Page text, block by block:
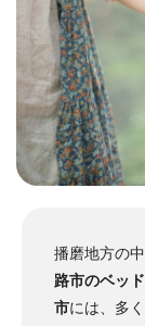
播磨地方の
路市のベッ
市には、多